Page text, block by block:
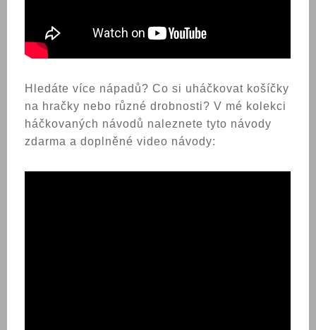
Hledáte více nápadů? Co si uháčkovat košíčky
na hračky nebo různé drobnosti? V mé kolekci
háčkovaných návodů naleznete tyto návody
zdarma a doplněné video návody: